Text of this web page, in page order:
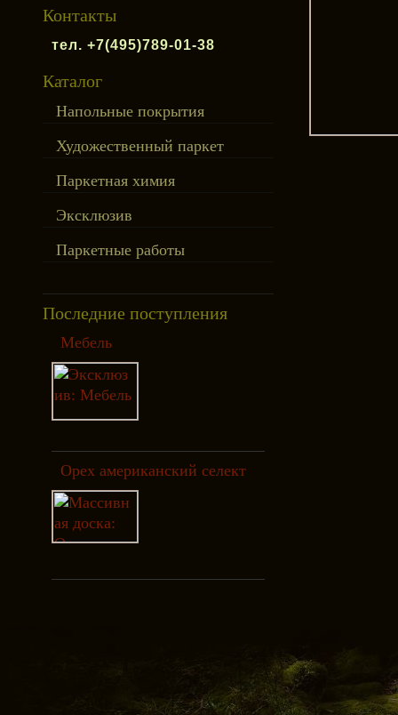
Контакты
тел. +7(495)789-01-38
Каталог
Напольные покрытия
Художественный паркет
Паркетная химия
Эксклюзив
Паркетные работы
Последние поступления
Мебель
Орех американский селект